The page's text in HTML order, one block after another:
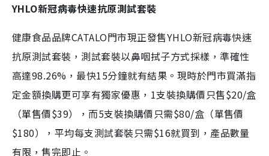
YHLO新冠病毒快速抗原測試套裝
健康食品品牌CATALO門市現正發售YHLO新冠病毒快速
抗原測試套裝，測試套裝以鼻咽拭子方式採樣，準確性
高達98.26%，最快15分鐘就有結果。現時於門市買滿指
定金額換購更可享有獨家優惠，1支裝換購價只售$20/盒
（單售價$39），而5支裝換購價只需$80/盒（單售價
$180），平均每支測試套裝只需$16就買到，產品數量
有限，售完即止。